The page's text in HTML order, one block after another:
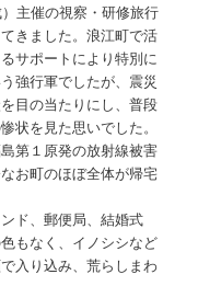
主催の視察・研修旅行
きました。浪江町で活
サポートにより特別に
強行軍でしたが、震災
目の当たりにし、普段
状を見た思いでした。
第１原発の放射線被害
お町のほぼ全体が帰宅
ド、郵便局、結婚式
もなく、イノシシなど
入り込み、荒らしまわ